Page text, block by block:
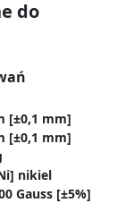
do
[±0,1 mm]
[±0,1 mm]
nikiel
Gauss [±5%]